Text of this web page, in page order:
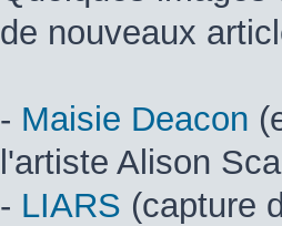
de nouveaux
- Maisie Deacon
l'artiste Alison
- LIARS (capture